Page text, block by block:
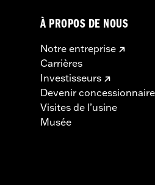
À PROPOS DE NOUS
Notre entreprise
Carrières
Investisseurs
Devenir concessionnaire
Visites de l’usine
Musée